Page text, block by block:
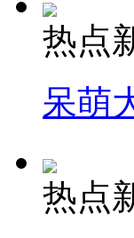
热点
呆萌
热点